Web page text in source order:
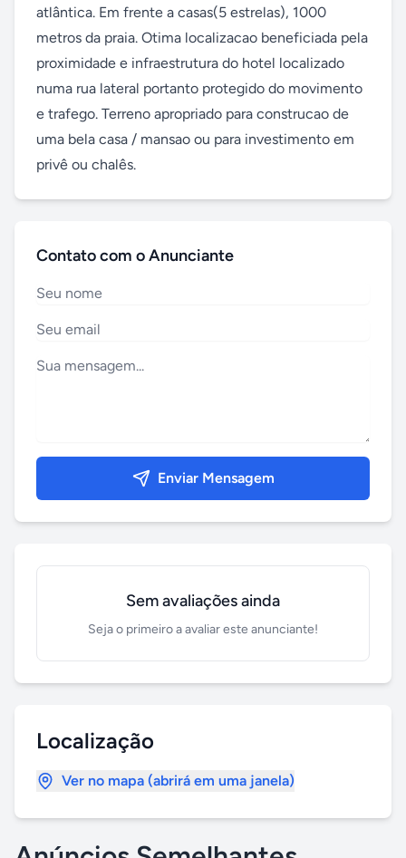
atlântica. Em frente a casas(5 estrelas), 1000
metros da praia. Otima localizacao beneficiada pela
proximidade e infraestrutura do hotel localizado
numa rua lateral portanto protegido do movimento
e trafego. Terreno apropriado para construcao de
uma bela casa / mansao ou para investimento em
privê ou chalês.
Contato com o Anunciante
Enviar Mensagem
Sem avaliações ainda
Seja o primeiro a avaliar este anunciante!
Localização
Ver no mapa (abrirá em uma janela)